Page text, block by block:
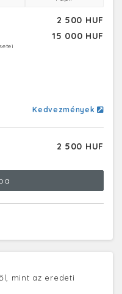
2 500 HUF
15 000 HUF
Kedvezmények
2 500 HUF
mint az eredeti